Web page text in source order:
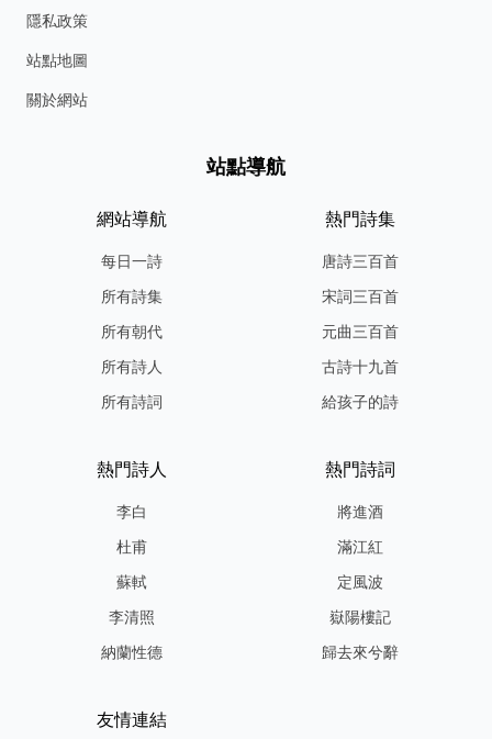
隱私政策
站點地圖
關於網站
站點導航
網站導航
每日一詩
所有詩集
所有朝代
所有詩人
所有詩詞
熱門詩集
唐詩三百首
宋詞三百首
元曲三百首
古詩十九首
給孩子的詩
熱門詩人
李白
杜甫
蘇軾
李清照
納蘭性德
熱門詩詞
將進酒
滿江紅
定風波
嶽陽樓記
歸去來兮辭
友情連結